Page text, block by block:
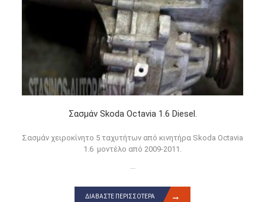
Σασμάν Skoda Octavia 1.6 Diesel.
Σασμάν χειροκίνητο 5 ταχυτήτων από κινητήρα Skoda Octavia
1.6 μοντέλο από 2009-2011.
...
ΔΙΑΒΆΣΤΕ ΠΕΡΙΣΣΌΤΕΡΑ